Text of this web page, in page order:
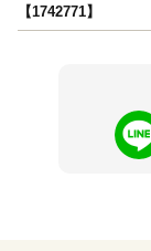
【1742771】